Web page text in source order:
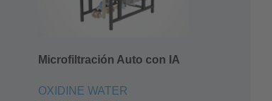
Microfiltración Auto con IA
OXIDINE WATER